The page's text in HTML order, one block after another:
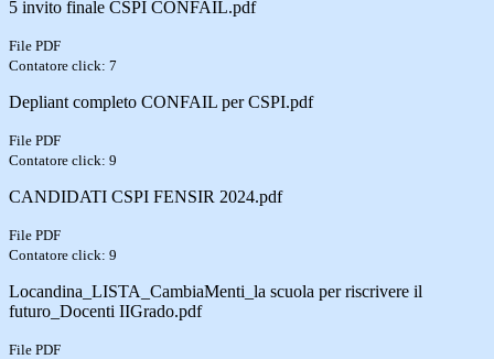
5 invito finale CSPI CONFAIL.pdf
File PDF
Contatore click: 7
Depliant completo CONFAIL per CSPI.pdf
File PDF
Contatore click: 9
CANDIDATI CSPI FENSIR 2024.pdf
File PDF
Contatore click: 9
Locandina_LISTA_CambiaMenti_la scuola per riscrivere il
futuro_Docenti IIGrado.pdf
File PDF